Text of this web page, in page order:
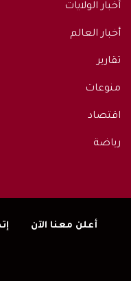
أخبار الولايات
أخبار العالم
تقارير
منوعات
اقتصاد
رياضة
أعلن معنا الآن